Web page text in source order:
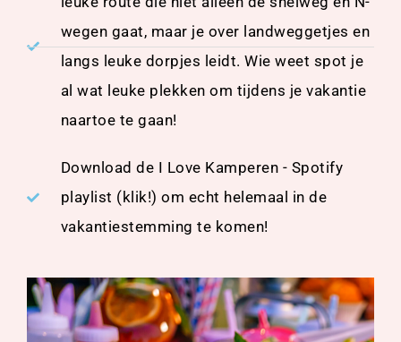
wegen gaat, maar je over landweggetjes en
langs leuke dorpjes leidt. Wie weet spot je
al wat leuke plekken om tijdens je vakantie
naartoe te gaan!
Download de I Love Kamperen - Spotify
playlist (klik!) om echt helemaal in de
vakantiestemming te komen!